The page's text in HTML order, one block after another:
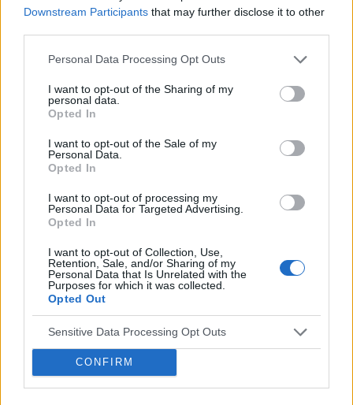
Downstream Participants that may further disclose it to other
Personal Data Processing Opt Outs
I want to opt-out of the Sharing of my
personal data.
Opted In
I want to opt-out of the Sale of my
Personal Data.
Opted In
I want to opt-out of processing my
Personal Data for Targeted Advertising.
Opted In
I want to opt-out of Collection, Use,
Retention, Sale, and/or Sharing of my
Personal Data that Is Unrelated with the
Purposes for which it was collected.
Opted Out
Sensitive Data Processing Opt Outs
CONFIRM
wiktor305
Przypadki pediatryczne
Mam pytanie czy u dziecka (15 letniego) mozna leczyc
niedobor wzrostu metanabolem (metanabol 5mg)?
Forum:Pediatria - grupa dla rodziny i pacjenta
PSYCHOLOG DZIECIĘCY - SZCZECIN
Witam wszystkich Poszukuję dobrego psychologa
dziecięcego w Szczecinie. Jak ktoś zna, to bardzo
proszę o jakąś wiadomość. Dziękuję
Forum:Przypadki pediatryczne